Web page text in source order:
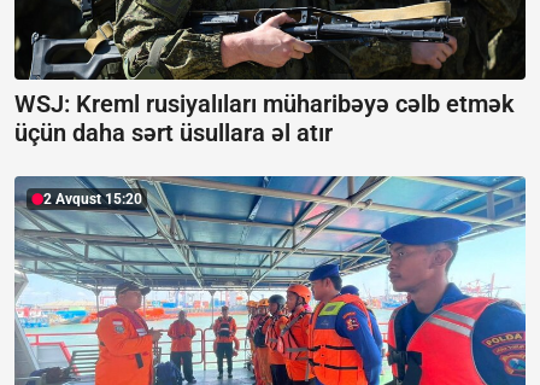
WSJ: Kreml rusiyalıları müharibəyə cəlb etmək
üçün daha sərt üsullara əl atır
2 Avqust 15:20